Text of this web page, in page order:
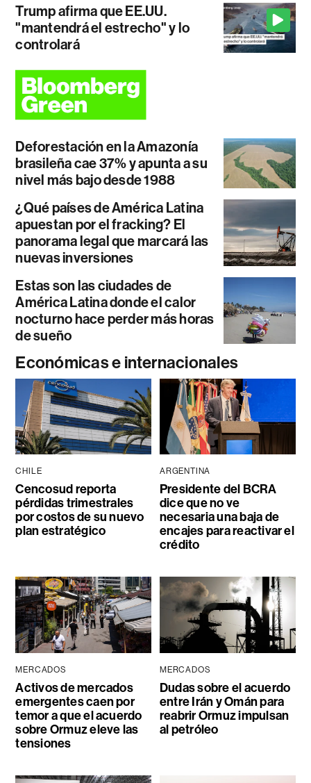
Trump afirma que EE.UU.
"mantendrá el estrecho" y lo
controlará
Deforestación en la Amazonía
brasileña cae 37% y apunta a su
nivel más bajo desde 1988
¿Qué países de América Latina
apuestan por el fracking? El
panorama legal que marcará las
nuevas inversiones
Estas son las ciudades de
América Latina donde el calor
nocturno hace perder más horas
de sueño
Económicas e internacionales
CHILE
Cencosud reporta
pérdidas trimestrales
por costos de su nuevo
plan estratégico
ARGENTINA
Presidente del BCRA
dice que no ve
necesaria una baja de
encajes para reactivar el
crédito
MERCADOS
Activos de mercados
emergentes caen por
temor a que el acuerdo
sobre Ormuz eleve las
tensiones
MERCADOS
Dudas sobre el acuerdo
entre Irán y Omán para
reabrir Ormuz impulsan
al petróleo